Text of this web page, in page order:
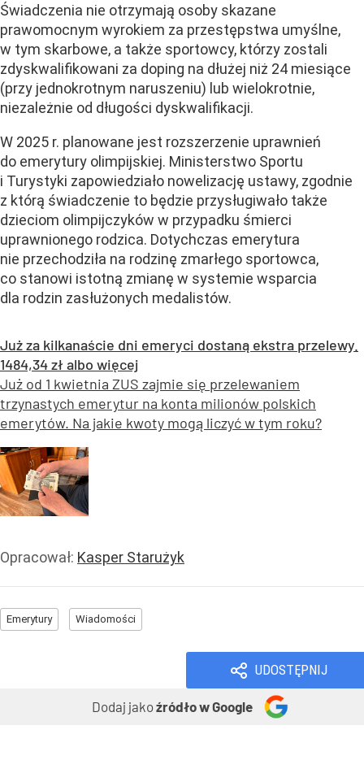
Świadczenia nie otrzymają osoby skazane
prawomocnym wyrokiem za przestępstwa umyślne,
w tym skarbowe, a także sportowcy, którzy zostali
zdyskwalifikowani za doping na dłużej niż 24 miesiące
(przy jednokrotnym naruszeniu) lub wielokrotnie,
niezależnie od długości dyskwalifikacji.
W 2025 r. planowane jest rozszerzenie uprawnień
do emerytury olimpijskiej. Ministerstwo Sportu
i Turystyki zapowiedziało nowelizację ustawy, zgodnie
z którą świadczenie to będzie przysługiwało także
dzieciom olimpijczyków w przypadku śmierci
uprawnionego rodzica. Dotychczas emerytura
nie przechodziła na rodzinę zmarłego sportowca,
co stanowi istotną zmianę w systemie wsparcia
dla rodzin zasłużonych medalistów.
Już za kilkanaście dni emeryci dostaną ekstra przelewy.
1484,34 zł albo więcej
Już od 1 kwietnia ZUS zajmie się przelewaniem
trzynastych emerytur na konta milionów polskich
emerytów. Na jakie kwoty mogą liczyć w tym roku?
Opracował: Kasper Starużyk
Emerytury Wiadomości
UDOSTĘPNIJ
Dodaj jakoźródło w Google